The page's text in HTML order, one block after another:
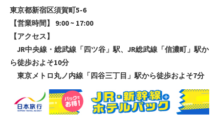
東京都新宿区須賀町5-6
【営業時間】 9:00 ~ 17:00
【アクセス】
JR中央線・総武線「四ツ谷」駅、JR総武線「信濃町」駅か
ら徒歩およそ10分
東京メトロ丸ノ内線「四谷三丁目」駅から徒歩およそ7分